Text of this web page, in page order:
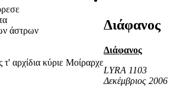
άστρων
αρχίδια κύριε Μοίραρχε
Διάφανος
Διάφανος
LYRA 1103
Δεκέμβριος 2006